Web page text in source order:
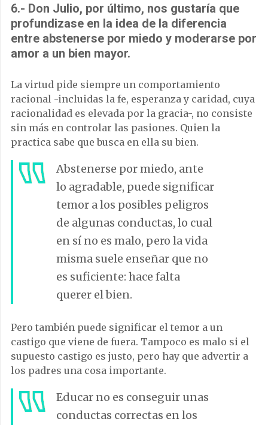
6.- Don Julio, por último, nos gustaría que
profundizase en la idea de la diferencia
entre abstenerse por miedo y moderarse por
amor a un bien mayor.
La virtud pide siempre un comportamiento
racional -incluidas la fe, esperanza y caridad, cuya
racionalidad es elevada por la gracia-, no consiste
sin más en controlar las pasiones. Quien la
practica sabe que busca en ella su bien.
Abstenerse por miedo, ante
lo agradable, puede significar
temor a los posibles peligros
de algunas conductas, lo cual
en sí no es malo, pero la vida
misma suele enseñar que no
es suficiente: hace falta
querer el bien.
Pero también puede significar el temor a un
castigo que viene de fuera. Tampoco es malo si el
supuesto castigo es justo, pero hay que advertir a
los padres una cosa importante.
Educar no es conseguir unas
conductas correctas en los